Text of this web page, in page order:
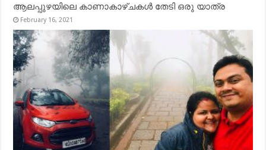
ആലപ്പുഴയിലെ കാണാകാഴ്ചകൾ തേടി ഒരു യാത്ര
February 16, 2021